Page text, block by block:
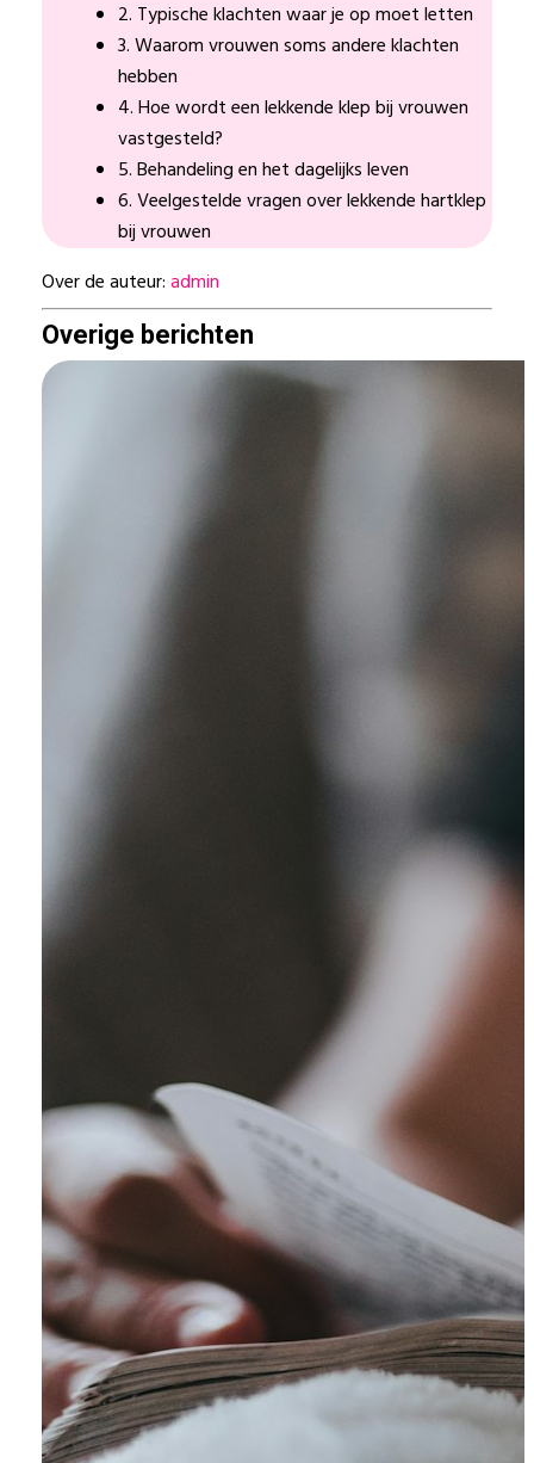
2. Typische klachten waar je op moet letten
3. Waarom vrouwen soms andere klachten
hebben
4. Hoe wordt een lekkende klep bij vrouwen
vastgesteld?
5. Behandeling en het dagelijks leven
6. Veelgestelde vragen over lekkende hartklep
bij vrouwen
Over de auteur:admin
Overige berichten